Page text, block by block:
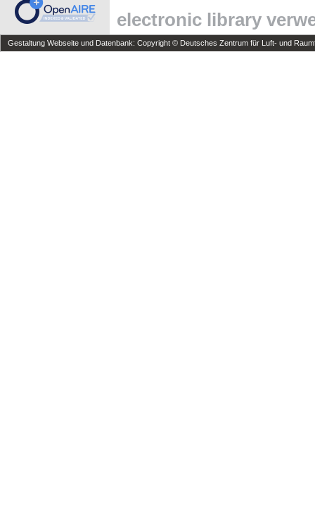
electronic library
Gestaltung Webseite und Datenbank: Copyright © Deutsches Zentrum für Luft- und